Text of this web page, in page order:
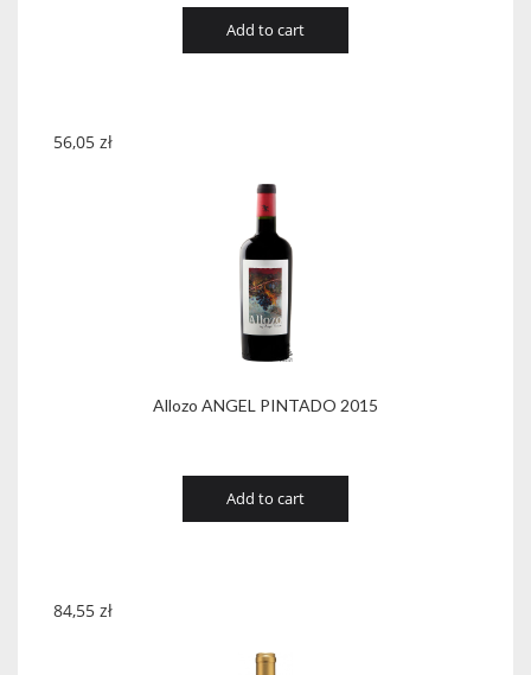
Add to cart
Allozo ANGEL PINTADO 2015
56,05 zł
Add to cart
84,55 zł